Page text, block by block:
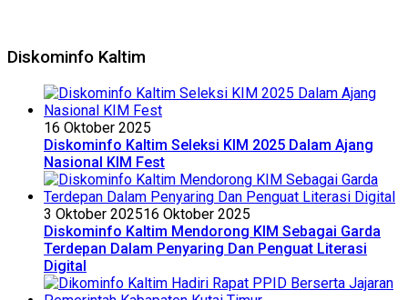
Diskominfo Kaltim
16 Oktober 2025
Diskominfo Kaltim Seleksi KIM 2025 Dalam Ajang
Nasional KIM Fest
3 Oktober 202516 Oktober 2025
Diskominfo Kaltim Mendorong KIM Sebagai Garda
Terdepan Dalam Penyaring Dan Penguat Literasi
Digital